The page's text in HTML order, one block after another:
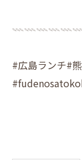
#広島ランチ#